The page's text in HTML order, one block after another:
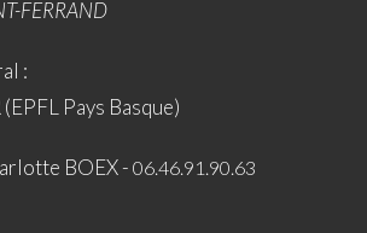
FERRAND
:
Pays Basque)
BOEX -06.46.91.90.63